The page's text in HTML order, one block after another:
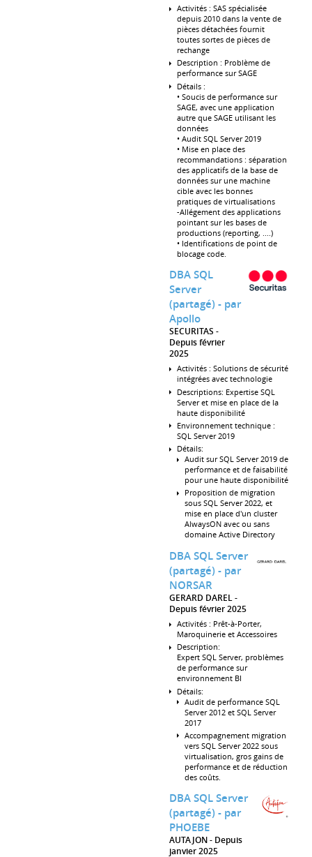
Activités : SAS spécialisée
depuis 2010 dans la vente de
pièces détachées fournit
toutes sortes de pièces de
rechange
Description : Problème de
performance sur SAGE
Détails :
• Soucis de performance sur
SAGE, avec une application
autre que SAGE utilisant les
données
• Audit SQL Server 2019
• Mise en place des
recommandations : séparation
des applicatifs de la base de
données sur une machine
cible avec les bonnes
pratiques de virtualisations
-Allégement des applications
pointant sur les bases de
productions (reporting, ....)
• Identifications de point de
blocage code.
DBA SQL
Server
(partagé) - par
Apollo
SECURITAS
Depuis février
2025
Activités : Solutions de sécurité
intégrées avec technologie
Descriptions: Expertise SQL
Server et mise en place de la
haute disponibilité
Environnement technique :
SQL Server 2019
Détails:
Audit sur SQL Server 2019 de
performance et de faisabilité
pour une haute disponibilité
Proposition de migration
sous SQL Server 2022, et
mise en place d'un cluster
AlwaysON avec ou sans
domaine Active Directory
DBA SQL Server
(partagé) - par
NORSAR
GERARD DAREL
Depuis février 2025
Activités : Prêt-à-Porter,
Maroquinerie et Accessoires
Description:
Expert SQL Server, problèmes
de performance sur
environnement BI
Détails:
Audit de performance SQL
Server 2012 et SQL Server
2017
Accompagnement migration
vers SQL Server 2022 sous
virtualisation, gros gains de
performance et de réduction
des coûts.
DBA SQL Server
(partagé) - par
PHOEBE
AUTAJON
Depuis
janvier 2025